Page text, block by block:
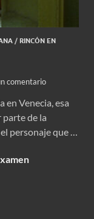
/ RINCÓN EN
comentario
en Venecia, esa
parte de la
personaje que …